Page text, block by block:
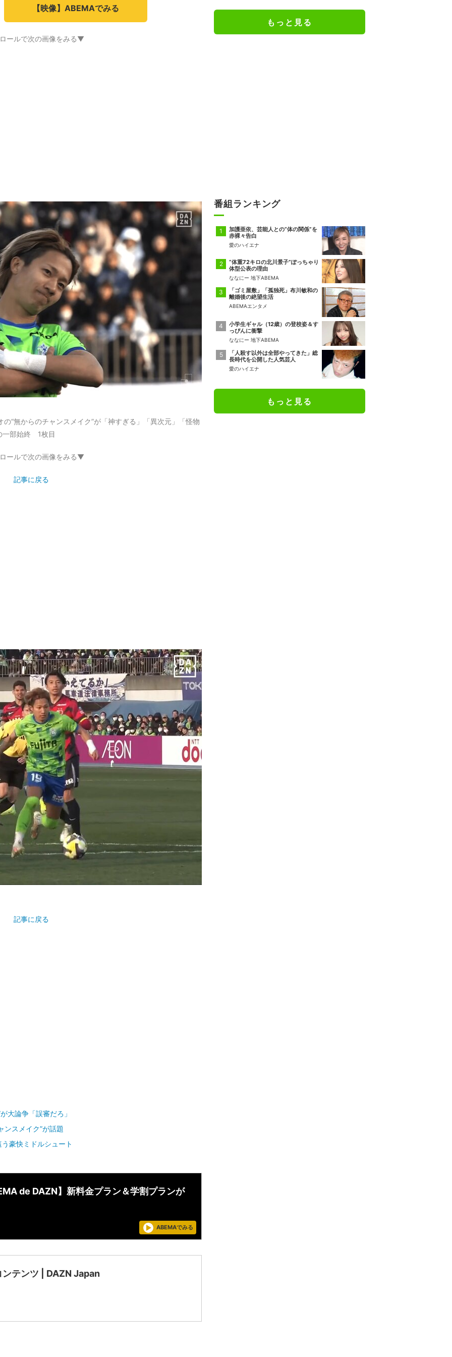
【映像】ABEMAでみる
ールで次の画像をみる▼
“無からのチャンスメイク”が「神すぎる」「異次元」「怪物
一部始終 1枚目
ールで次の画像をみる▼
記事に戻る
記事に戻る
大論争「誤審だろ」
ンスメイク”が話題
豪快ミドルシュート
de DAZN】新料金プラン＆学割プランが
ABEMAでみる
ンテンツ | DAZN Japan
もっと見る
番組ランキング
加護亜依、芸能人との“体の関係”を
赤裸々告白
愛のハイエナ
“体重72キロの北川景子”ぽっちゃり
体型公表の理由
ななにー 地下ABEMA
「ゴミ屋敷」「孤独死」布川敏和の
離婚後の絶望生活
ABEMAエンタメ
小学生ギャル（12歳）の登校姿＆す
っぴんに衝撃
ななにー 地下ABEMA
「人殺す以外は全部やってきた」総
長時代を公開した人気芸人
愛のハイエナ
もっと見る